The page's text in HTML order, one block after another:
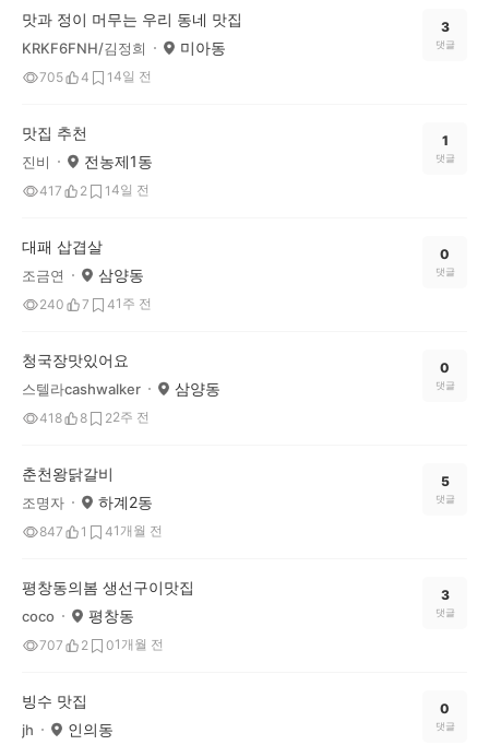
맛과 정이 머무는 우리 동네 맛집
KRKF6FNH/김정희 미아동
705 4 14일 전
3
댓글
맛집 추천
진비 전농제1동
417 2 14일 전
1
댓글
대패 삽겹살
조금연 삼양동
240 7 41주 전
0
댓글
청국장맛있어요
스텔라cashwalker 삼양동
418 8 22주 전
0
댓글
춘천왕닭갈비
조명자 하계2동
847 1 41개월 전
5
댓글
평창동의봄 생선구이맛집
coco 평창동
707 2 01개월 전
3
댓글
빙수 맛집
jh 인의동
0
댓글